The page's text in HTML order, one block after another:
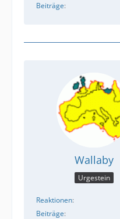
Beiträge
Wallaby
Urgestein
Reaktionen
Beiträge